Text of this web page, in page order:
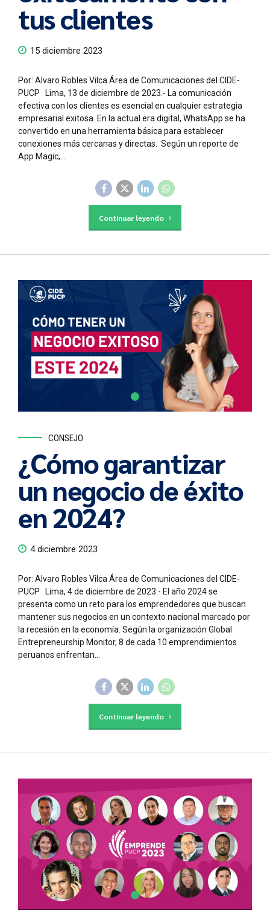
tus clientes
15 diciembre 2023
Por: Alvaro Robles Vilca Área de Comunicaciones del CIDE-
PUCP Lima, 13 de diciembre de 2023.- La comunicación
efectiva con los clientes es esencial en cualquier estrategia
empresarial exitosa. En la actual era digital, WhatsApp se ha
convertido en una herramienta básica para establecer
conexiones más cercanas y directas. Según un reporte de
App Magic,...
Continuar leyendo
CONSEJO
¿Cómo garantizar
un negocio de éxito
en 2024?
4 diciembre 2023
Por: Alvaro Robles Vilca Área de Comunicaciones del CIDE-
PUCP Lima, 4 de diciembre de 2023.- El año 2024 se
presenta como un reto para los emprendedores que buscan
mantener sus negocios en un contexto nacional marcado por
la recesión en la economía. Según la organización Global
Entrepreneurship Monitor, 8 de cada 10 emprendimientos
peruanos enfrentan...
Continuar leyendo